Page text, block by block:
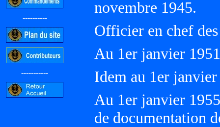
----------
-----------
novembre 1945.
Officier en chef
Au 1er janvier
Idem au 1er
Au 1er janvier
de documentation